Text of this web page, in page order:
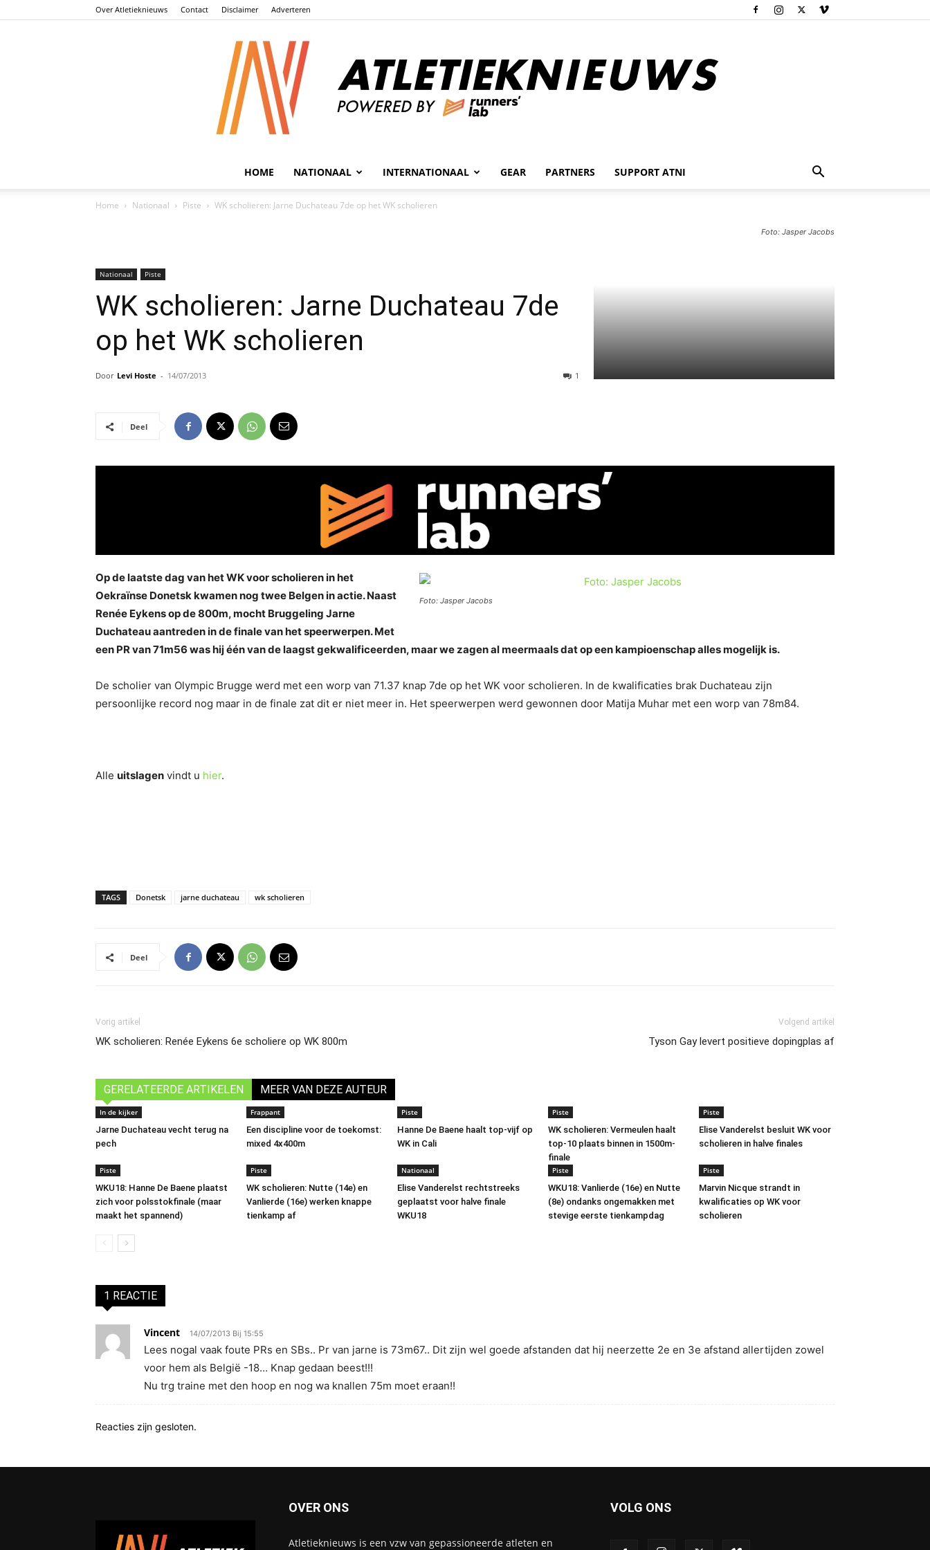
Over Atletieknieuws Contact Disclaimer Adverteren
HOME NATIONAAL INTERNATIONAAL GEAR PARTNERS SUPPORT ATNI
Home Nationaal Piste WK scholieren: Jarne Duchateau 7de op het WK scholieren
Foto: Jasper Jacobs
Nationaal Piste
WK scholieren: Jarne Duchateau 7de
op het WK scholieren
Door Levi Hoste - 14/07/2013 1
Deel
Foto: Jasper Jacobs
Op de laatste dag van het WK voor scholieren in het
Oekraïnse Donetsk kwamen nog twee Belgen in actie. Naast
Renée Eykens op de 800m, mocht Bruggeling Jarne
Duchateau aantreden in de finale van het speerwerpen. Met
een PR van 71m56 was hij één van de laagst gekwalificeerden, maar we zagen al meermaals dat op een kampioenschap alles mogelijk is.
De scholier van Olympic Brugge werd met een worp van 71.37 knap 7de op het WK voor scholieren. In de kwalificaties brak Duchateau zijn
persoonlijke record nog maar in de finale zat dit er niet meer in. Het speerwerpen werd gewonnen door Matija Muhar met een worp van 78m84.
Alle uitslagen vindt u hier.
TAGS Donetsk jarne duchateau wk scholieren
Deel
Vorig artikel
WK scholieren: Renée Eykens 6e scholiere op WK 800m
Volgend artikel
Tyson Gay levert positieve dopingplas af
GERELATEERDE ARTIKELEN MEER VAN DEZE AUTEUR
In de kijker
Jarne Duchateau vecht terug na
pech
Frappant
Een discipline voor de toekomst:
mixed 4x400m
Piste
Hanne De Baene haalt top-vijf op
WK in Cali
Piste
WK scholieren: Vermeulen haalt
top-10 plaats binnen in 1500m-
finale
Piste
Elise Vanderelst besluit WK voor
scholieren in halve finales
Piste
WKU18: Hanne De Baene plaatst
zich voor polsstokfinale (maar
maakt het spannend)
Piste
WK scholieren: Nutte (14e) en
Vanlierde (16e) werken knappe
tienkamp af
Nationaal
Elise Vanderelst rechtstreeks
geplaatst voor halve finale
WKU18
Piste
WKU18: Vanlierde (16e) en Nutte
(8e) ondanks ongemakken met
stevige eerste tienkampdag
Piste
Marvin Nicque strandt in
kwalificaties op WK voor
scholieren
1 REACTIE
Vincent 14/07/2013 Bij 15:55
Lees nogal vaak foute PRs en SBs.. Pr van jarne is 73m67.. Dit zijn wel goede afstanden dat hij neerzette 2e en 3e afstand allertijden zowel
voor hem als België -18… Knap gedaan beest!!!
Nu trg traine met den hoop en nog wa knallen 75m moet eraan!!
Reacties zijn gesloten.
OVER ONS
Atletieknieuws is een vzw van gepassioneerde atleten en
VOLG ONS